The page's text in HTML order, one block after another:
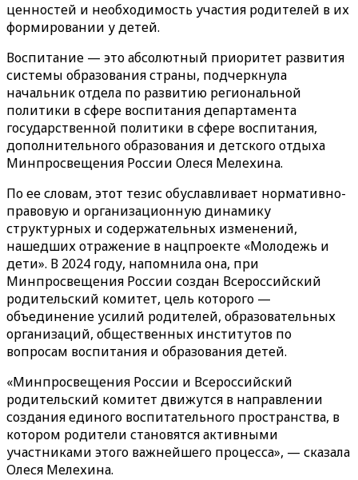
ценностей и необходимость участия родителей в их
формировании у детей.
Воспитание — это абсолютный приоритет развития
системы образования страны, подчеркнула
начальник отдела по развитию региональной
политики в сфере воспитания департамента
государственной политики в сфере воспитания,
дополнительного образования и детского отдыха
Минпросвещения России Олеся Мелехина.
По ее словам, этот тезис обуславливает нормативно-
правовую и организационную динамику
структурных и содержательных изменений,
нашедших отражение в нацпроекте «Молодежь и
дети». В 2024 году, напомнила она, при
Минпросвещения России создан Всероссийский
родительский комитет, цель которого —
объединение усилий родителей, образовательных
организаций, общественных институтов по
вопросам воспитания и образования детей.
«Минпросвещения России и Всероссийский
родительский комитет движутся в направлении
создания единого воспитательного пространства, в
котором родители становятся активными
участниками этого важнейшего процесса», — сказала
Олеся Мелехина.